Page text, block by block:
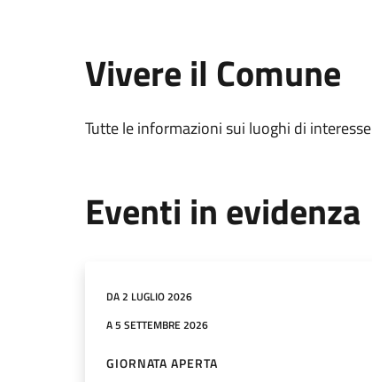
Vivere il Comune
Tutte le informazioni sui luoghi di interesse
Eventi in evidenza
DA 2 LUGLIO 2026
A 5 SETTEMBRE 2026
GIORNATA APERTA